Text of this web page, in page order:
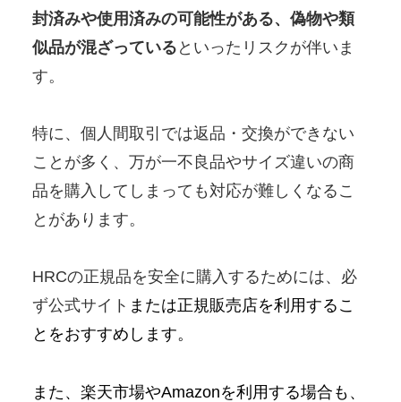
封済みや使用済みの可能性がある、偽物や類
似品が混ざっている といったリスクが伴いま
す。
特に、個人間取引では返品・交換ができない
ことが多く、万が一不良品やサイズ違いの商
品を購入してしまっても対応が難しくなるこ
とがあります。
HRCの正規品を安全に購入するためには、必
ず公式サイト または正規販売店を利用するこ
とをおすすめします。
また、楽天市場やAmazonを利用する場合も、